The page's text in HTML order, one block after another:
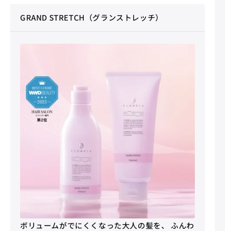
GRAND STRETCH（グランストレッチ）
ボリュームがでにくくなった大人の髪を、 ふんわ